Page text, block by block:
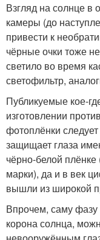
Взгляд на солнце в
камеры (до
привести к
чёрные очки тоже
светило во время
светофильтр,
Публикуемые кое-
изготовлении
фотоплёнки
защищает глаза
чёрно-белой
марки), да и в век
вышли из широкой
Впрочем, саму фазу
корона солнца,